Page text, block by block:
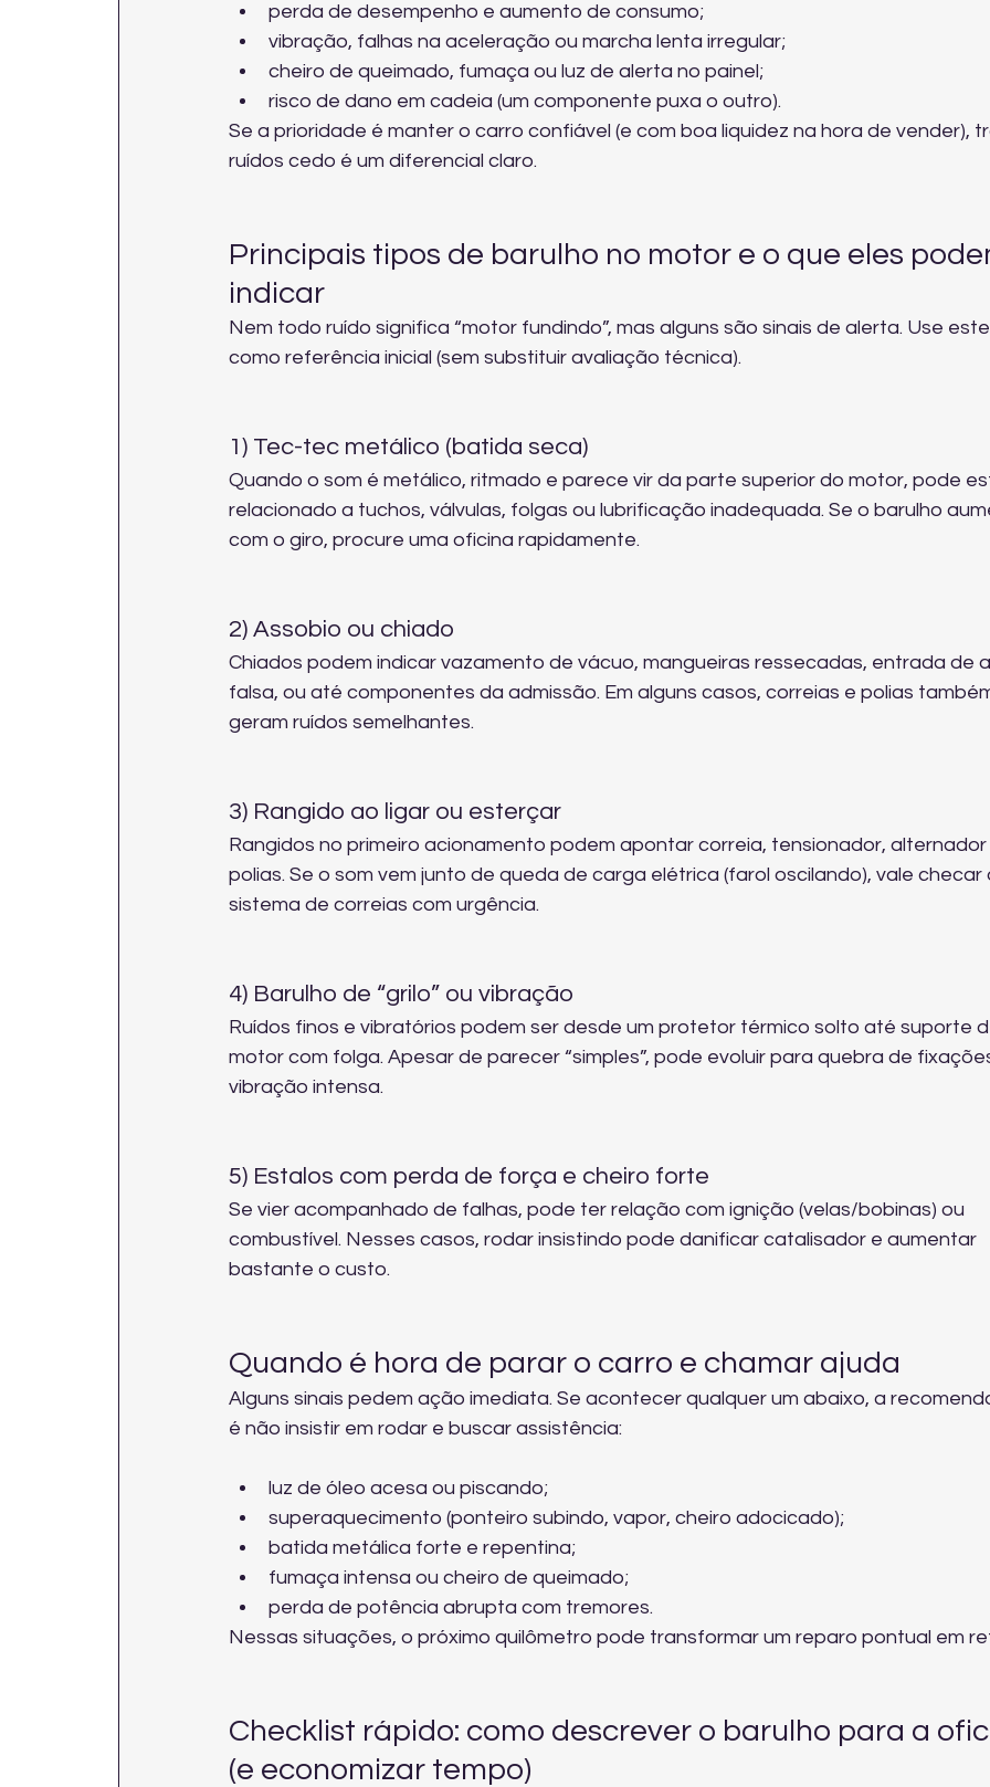
perda de desempenho e aumento de consumo;
vibração, falhas na aceleração ou marcha lenta irregular;
cheiro de queimado, fumaça ou luz de alerta no painel;
risco de dano em cadeia (um componente puxa o outro).
Se a prioridade é manter o carro confiável (e com boa liquidez na hora de vender),
ruídos cedo é um diferencial claro.
Principais tipos de barulho no motor e o que eles
indicar
Nem todo ruído significa “motor fundindo”, mas alguns são sinais de alerta. Use
como referência inicial (sem substituir avaliação técnica).
1) Tec-tec metálico (batida seca)
Quando o som é metálico, ritmado e parece vir da parte superior do motor, pode
relacionado a tuchos, válvulas, folgas ou lubrificação inadequada. Se o barulho
com o giro, procure uma oficina rapidamente.
2) Assobio ou chiado
Chiados podem indicar vazamento de vácuo, mangueiras ressecadas, entrada de
falsa, ou até componentes da admissão. Em alguns casos, correias e polias
geram ruídos semelhantes.
3) Rangido ao ligar ou esterçar
Rangidos no primeiro acionamento podem apontar correia, tensionador, alternador
polias. Se o som vem junto de queda de carga elétrica (farol oscilando), vale checar
sistema de correias com urgência.
4) Barulho de “grilo” ou vibração
Ruídos finos e vibratórios podem ser desde um protetor térmico solto até suporte
motor com folga. Apesar de parecer “simples”, pode evoluir para quebra de
vibração intensa.
5) Estalos com perda de força e cheiro forte
Se vier acompanhado de falhas, pode ter relação com ignição (velas/bobinas) ou
combustível. Nesses casos, rodar insistindo pode danificar catalisador e aumentar
bastante o custo.
Quando é hora de parar o carro e chamar ajuda
Alguns sinais pedem ação imediata. Se acontecer qualquer um abaixo, a
é não insistir em rodar e buscar assistência:
luz de óleo acesa ou piscando;
superaquecimento (ponteiro subindo, vapor, cheiro adocicado);
batida metálica forte e repentina;
fumaça intensa ou cheiro de queimado;
perda de potência abrupta com tremores.
Nessas situações, o próximo quilômetro pode transformar um reparo pontual em
Checklist rápido: como descrever o barulho para a
(e economizar tempo)